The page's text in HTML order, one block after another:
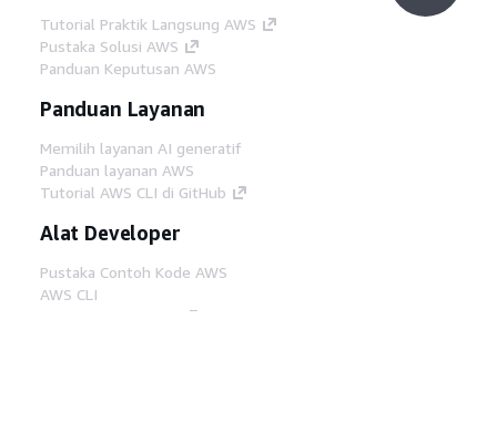
Tutorial Praktik Langsung AWS
Pustaka Solusi AWS
Panduan Keputusan AWS
Panduan Layanan
Memilih layanan AI generatif
Panduan layanan AWS
Tutorial AWS CLI di GitHub
Alat Developer
Pustaka Contoh Kode AWS
AWS CLI